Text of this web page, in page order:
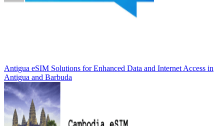
Antigua eSIM Solutions for Enhanced Data and Internet Access in
Antigua and Barbuda